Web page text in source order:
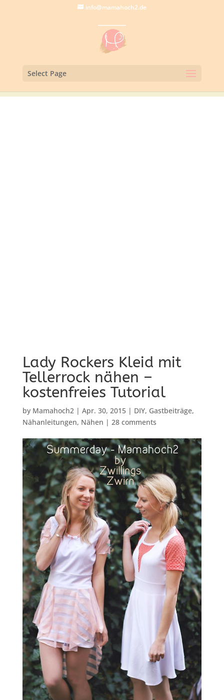
info@mamahoch2.de
Select Page
Lady Rockers Kleid mit
Tellerrock nähen –
kostenfreies Tutorial
by Mamahoch2| Apr. 30, 2015| DIY, Gastbeiträge,
Nähanleitungen, Nähen | 28 comments